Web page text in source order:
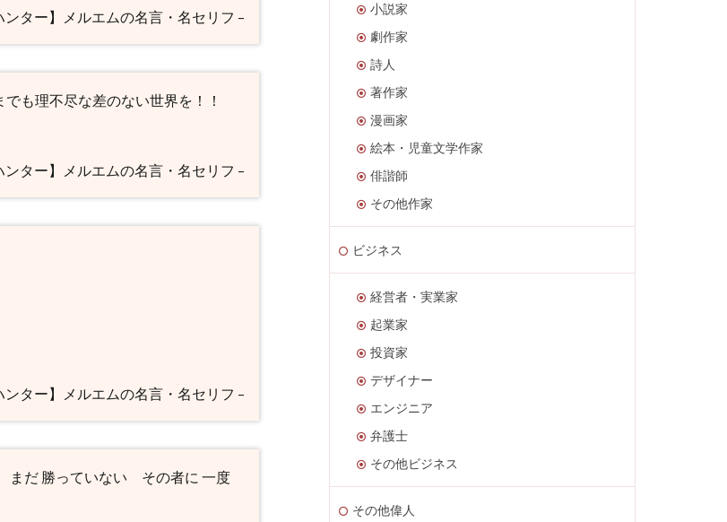
ンター】メルエムの名言・名セリフ –
も理不尽な差のない世界を！！
ンター】メルエムの名言・名セリフ –
ンター】メルエムの名言・名セリフ –
だ 勝っていない その者に 一度
小説家
劇作家
詩人
著作家
漫画家
絵本・児童文学作家
俳諧師
その他作家
ビジネス
経営者・実業家
起業家
投資家
デザイナー
エンジニア
弁護士
その他ビジネス
その他偉人